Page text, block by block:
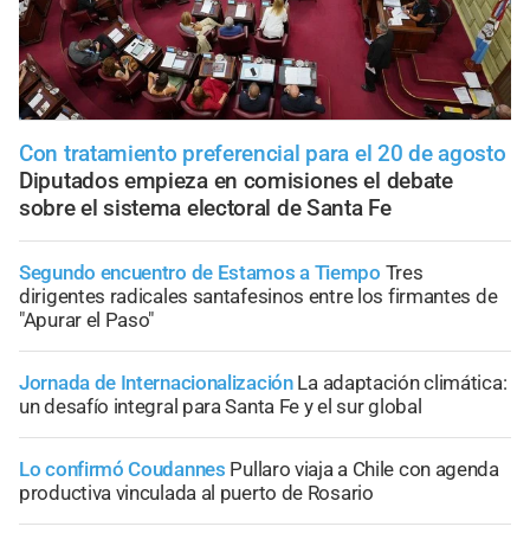
Con tratamiento preferencial para el 20 de agosto
Diputados empieza en comisiones el debate
sobre el sistema electoral de Santa Fe
Segundo encuentro de Estamos a Tiempo Tres
dirigentes radicales santafesinos entre los firmantes de
"Apurar el Paso"
Jornada de Internacionalización La adaptación climática:
un desafío integral para Santa Fe y el sur global
Lo confirmó Coudannes Pullaro viaja a Chile con agenda
productiva vinculada al puerto de Rosario